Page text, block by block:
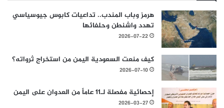
هرمز وباب المندب.. تداعيات كابوس جيوسياسي
تهدد واشنطن وحلفائها
2026-07-22
كيف منعت السعودية اليمن من استخراج ثرواته؟
2026-07-10
إحصائية مفصلة لـ11 عاماً من العدوان على اليمن
2026-03-27